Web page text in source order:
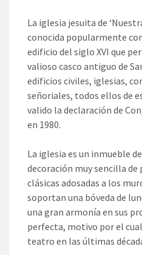
La iglesia jesuita de
conocida popularmente
edificio del siglo XVI que
valioso casco antiguo de
edificios civiles, iglesias,
señoriales, todos ellos de
valido la declaración de
en 1980.
La iglesia es un inmueble
decoración muy sencilla de
clásicas adosadas a los
soportan una bóveda de
una gran armonía en sus
perfecta, motivo por el
teatro en las últimas